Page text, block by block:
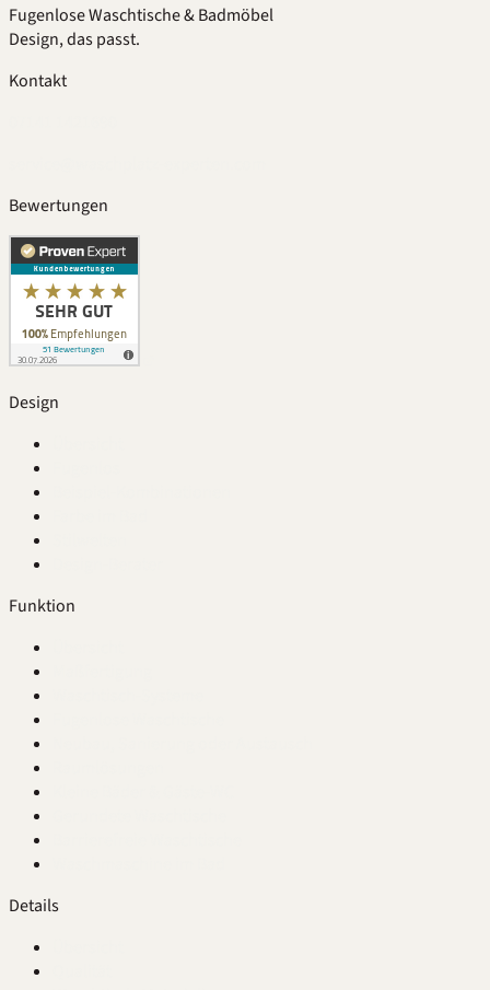
Fugenlose Waschtische & Badmöbel
Design, das passt.
Kontakt
Bewertungen
Design
Funktion
Details